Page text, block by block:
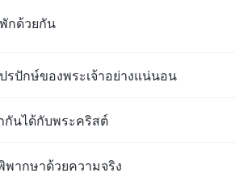
กด้วยกัน
ปักษ์ของพระเจ้าอย่างแน่นอน
กันได้กับพระคริสต์
ากษาด้วยความจริง